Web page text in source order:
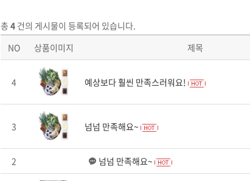
총 4 건의 게시물이 등록되어 있습니다.
NO
상품이미지 제목
4 예상보다 훨씬 만족스러워요!
3 넘넘 만족해요~
2 넘넘 만족해요~